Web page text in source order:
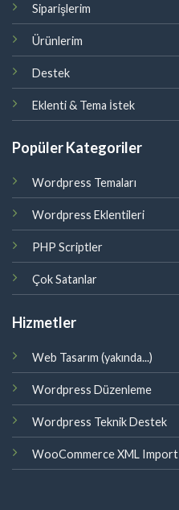
Siparişlerim
Ürünlerim
Destek
Eklenti & Tema İstek
Popüler Kategoriler
Wordpress Temaları
Wordpress Eklentileri
PHP Scriptler
Çok Satanlar
Hizmetler
Web Tasarım (yakında...)
Wordpress Düzenleme
Wordpress Teknik Destek
WooCommerce XML Import